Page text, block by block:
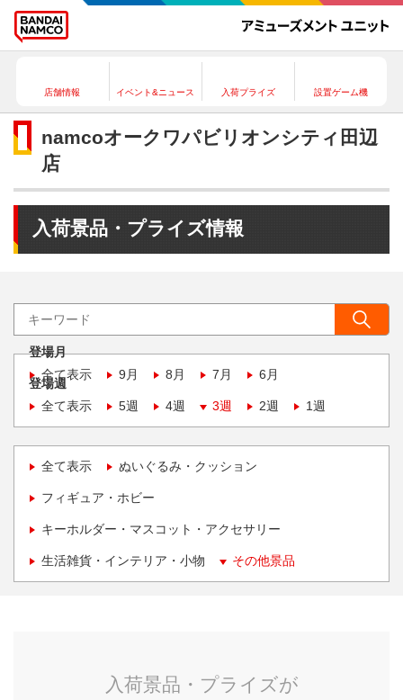
店舗情報 イベント&ニュース 入荷プライズ 設置ゲーム機
namcoオークワパビリオンシティ田辺
店
入荷景品・プライズ情報
登場月
全て表示
9月 8月 7月 6月
登場週
全て表示
5週 4週 3週 2週 1週
全て表示 ぬいぐるみ・クッション
フィギュア・ホビー
キーホルダー・マスコット・アクセサリー
生活雑貨・インテリア・小物 その他景品